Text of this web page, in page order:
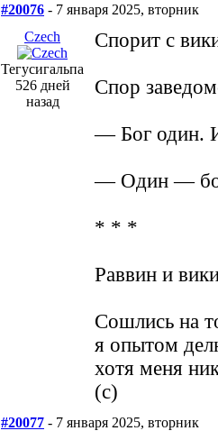
#20076 - 7 января 2025, вторник
Сzech
Тегусигальпа
526 дней
назад
Спорит с
Спор
— Бог один.
— Один —
* * *
Раввин и
Сошлись на
я опытом
хотя меня
(c)
#20077 - 7 января 2025, вторник